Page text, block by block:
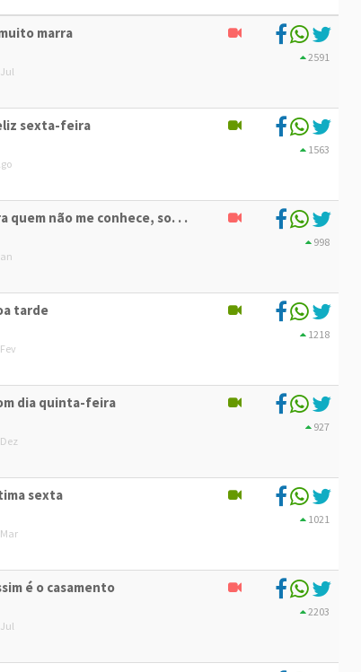
marra
2591
sexta-feira
1563
quem não me conhece, so. . .
998
tarde
1218
dia quinta-feira
927
sexta
1021
é o casamento
2203